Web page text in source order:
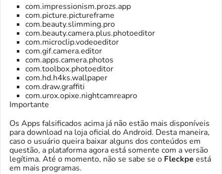
com.impressionism.prozs.app
com.picture.pictureframe
com.beauty.slimming.pro
com.beauty.camera.plus.photoeditor
com.microclip.vodeoeditor
com.gif.camera.editor
com.apps.camera.photos
com.toolbox.photoeditor
com.hd.h4ks.wallpaper
com.draw.graffiti
com.urox.opixe.nightcamreapro
Importante
Os Apps falsificados acima já não estão mais disponíveis
para download na loja oficial do Android. Desta maneira,
caso o usuário queira baixar alguns dos conteúdos em
questão, a plataforma agora está somente com a versão
legítima. Até o momento, não se sabe se o Fleckpe está
em mais programas.